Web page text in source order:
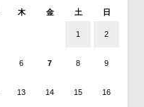
木 金 土 日
1 2
6 7 8 9
13 14 15 16